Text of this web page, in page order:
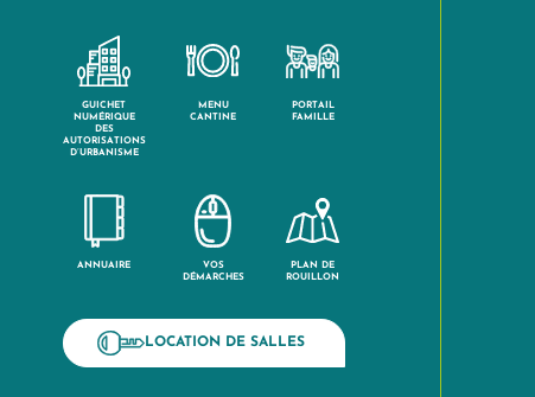
GUICHET
NUMÉRIQUE
DES
AUTORISATIONS
D’URBANISME
MENU
CANTINE
PORTAIL
FAMILLE
ANNUAIRE
VOS
DÉMARCHES
PLAN DE
ROUILLON
LOCATION DE SALLES